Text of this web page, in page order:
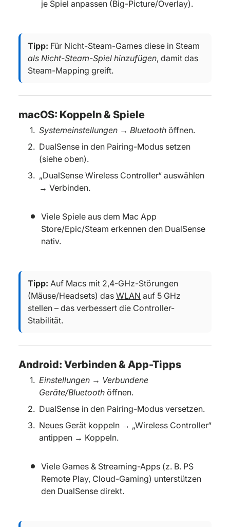
je Spiel anpassen (Big-Picture/Overlay).
Tipp: Für Nicht-Steam-Games diese in Steam
als Nicht-Steam-Spiel hinzufügen, damit das
Steam-Mapping greift.
macOS: Koppeln & Spiele
Systemeinstellungen → Bluetooth öffnen.
DualSense in den Pairing-Modus setzen
(siehe oben).
„DualSense Wireless Controller“ auswählen
→ Verbinden.
Viele Spiele aus dem Mac App
Store/Epic/Steam erkennen den DualSense
nativ.
Tipp: Auf Macs mit 2,4-GHz-Störungen
(Mäuse/Headsets) das WLAN auf 5 GHz
stellen – das verbessert die Controller-
Stabilität.
Android: Verbinden & App-Tipps
Einstellungen → Verbundene
Geräte/Bluetooth öffnen.
DualSense in den Pairing-Modus versetzen.
Neues Gerät koppeln → „Wireless Controller“
antippen → Koppeln.
Viele Games & Streaming-Apps (z. B. PS
Remote Play, Cloud-Gaming) unterstützen
den DualSense direkt.